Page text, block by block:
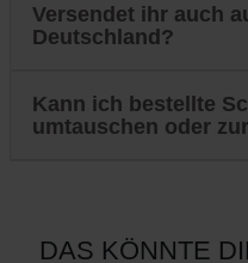
Versendet ihr auch
Deutschland?
Kann ich bestellte
umtauschen oder
DAS KÖNNTE